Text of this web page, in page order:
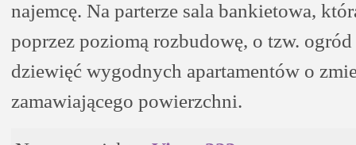
najemcę. Na parterze sala bankietowa,
poprzez poziomą rozbudowę, o tzw.
dziewięć wygodnych apartamentów o
zamawiającego powierzchni.